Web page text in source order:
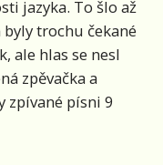
jazyka. To šlo až
byly trochu čekané
ale hlas se nesl
zpěvačka a
zpívané písni 9